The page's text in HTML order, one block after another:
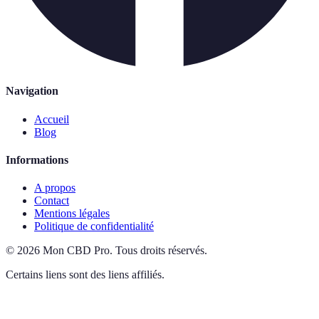
Navigation
Accueil
Blog
Informations
A propos
Contact
Mentions légales
Politique de confidentialité
© 2026 Mon CBD Pro. Tous droits réservés.
Certains liens sont des liens affiliés.